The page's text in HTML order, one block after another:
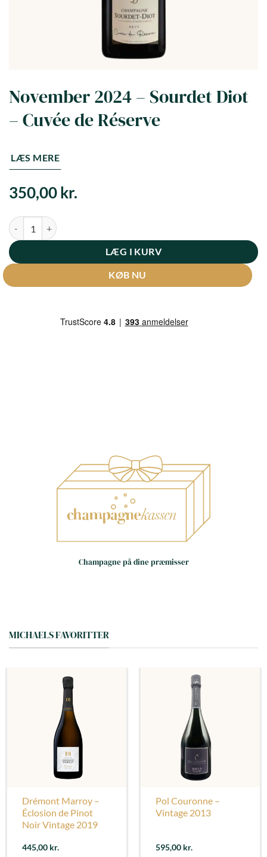
November 2024 – Sourdet Diot
– Cuvée de Réserve
LÆS MERE
350,00kr.
November 2024 - Sourdet Diot - Cuvée de Réserve antal
LÆG I KURV
KØB NU
Champagne på dine præmisser
Håndværk frem for
MICHAELS FAVORITTER
Drémont Marroy –
Éclosion de Pinot
Noir Vintage 2019
445,00 kr.
Pol Couronne –
Vintage 2013
595,00 kr.